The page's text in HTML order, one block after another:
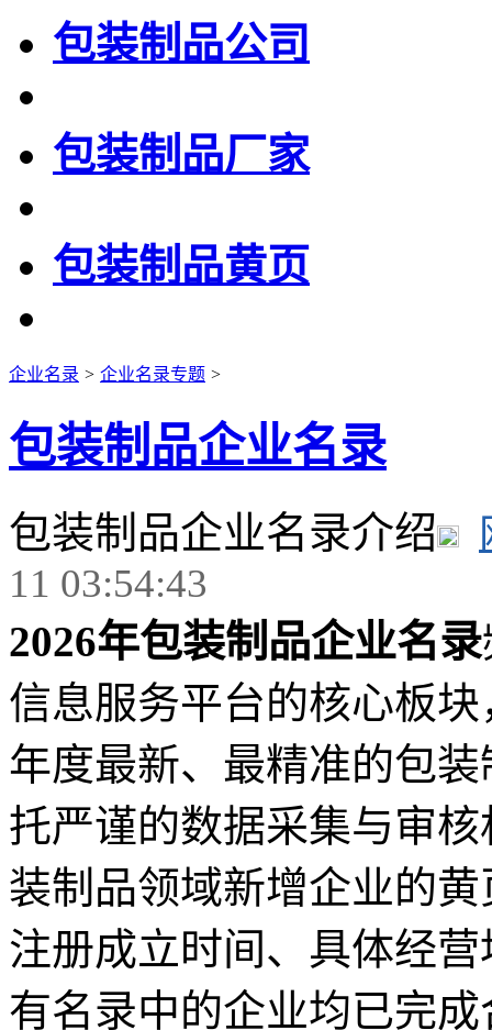
包装制品公司
包装制品厂家
包装制品黄页
企业名录 > 企业名录专题 >
包装制品企业名录
包装制品企业名录介绍
11 03:54:43
2026年包装制品企业名录
信息服务平台的核心板
年度最新、最精准的包
托严谨的数据采集与审
装制品领域新增企业的
注册成立时间、具体经
有名录中的企业均已完